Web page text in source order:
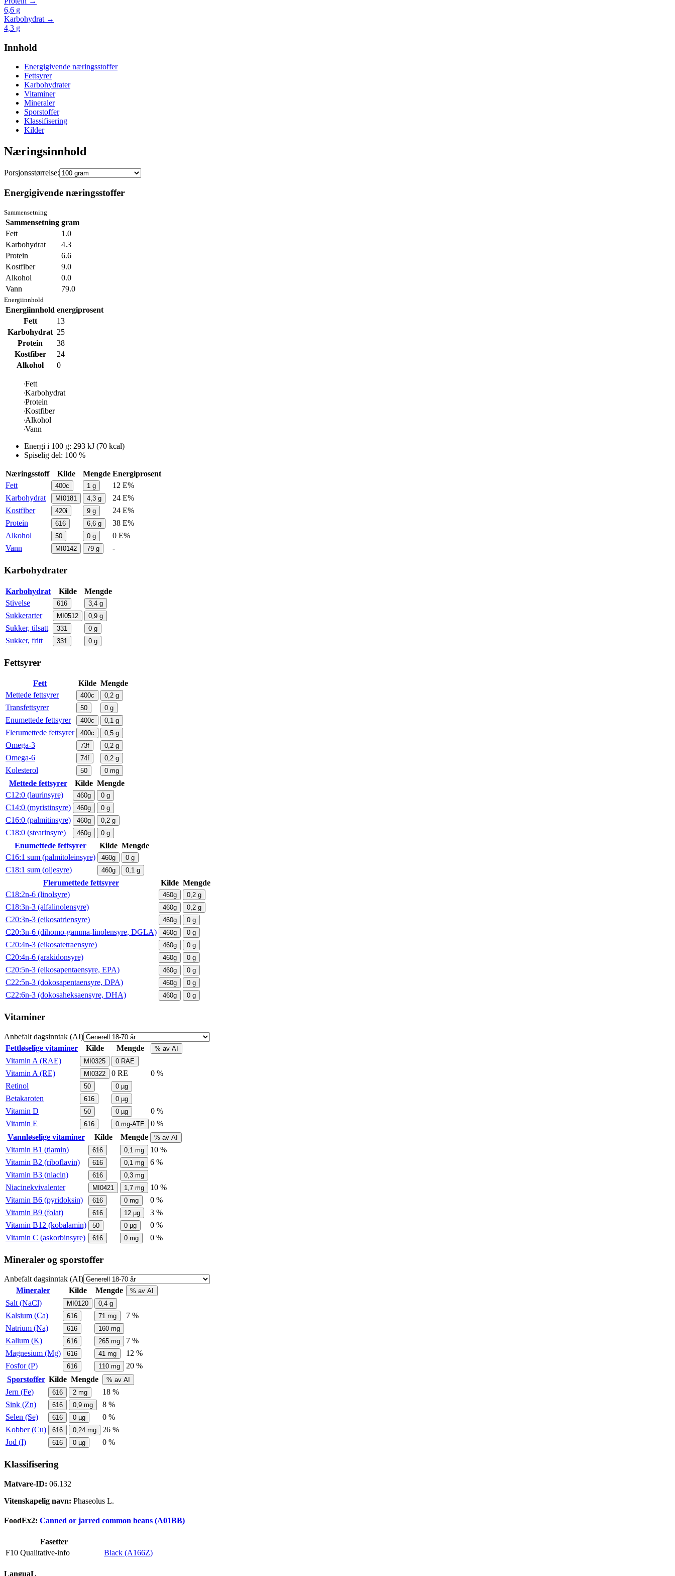
6,6 g
Karbohydrat →
4,3 g
Innhold
Energigivende næringsstoffer
Fettsyrer
Karbohydrater
Vitaminer
Mineraler
Sporstoffer
Klassifisering
Kilder
Næringsinnhold
Porsjonsstørrelse:
Energigivende næringsstoffer
Sammensetning
Sammensetning gram
Fett
1.0
Karbohydrat
4.3
Protein
6.6
Kostfiber
9.0
Alkohol
0.0
Vann
79.0
Energiinnhold
Energiinnhold energiprosent
Fett
13
Karbohydrat 25
Protein
38
Kostfiber
24
Alkohol
0
Fett
Karbohydrat
Protein
Kostfiber
Alkohol
Vann
Energi i 100 g: 293 kJ (70 kcal)
Spiselig del: 100 %
Næringsstoff Kilde Mengde Energiprosent
Fett
400c 1 g
12 E%
Karbohydrat
MI0181 4,3 g
24 E%
Kostfiber
420i 9 g
24 E%
Protein
616 6,6 g
38 E%
Alkohol
50 0 g
0 E%
Vann
MI0142 79 g -
Karbohydrater
Karbohydrat Kilde
Mengde
Stivelse
616 3,4 g
Sukkerarter MI0512 0,9 g
Sukker, tilsatt 331 0 g
Sukker, fritt 331 0 g
Fettsyrer
Fett Kilde Mengde
Mettede fettsyrer
400c 0,2 g
Transfettsyrer 50 0 g
Enumettede fettsyrer 400c 0,1 g
Flerumettede fettsyrer 400c 0,5 g
Omega-3 73f 0,2 g
Omega-6 74f 0,2 g
Kolesterol 50 0 mg
Mettede fettsyrer Kilde Mengde
C12:0 (laurinsyre)
460g 0 g
C14:0 (myristinsyre) 460g 0 g
C16:0 (palmitinsyre) 460g 0,2 g
C18:0 (stearinsyre) 460g 0 g
Enumettede fettsyrer Kilde Mengde
C16:1 sum (palmitoleinsyre)
460g 0 g
C18:1 sum (oljesyre) 460g 0,1 g
Flerumettede fettsyrer Kilde Mengde
C18:2n-6 (linolsyre)
460g 0,2 g
C18:3n-3 (alfalinolensyre) 460g 0,2 g
C20:3n-3 (eikosatriensyre) 460g 0 g
C20:3n-6 (dihomo-gamma-linolensyre, DGLA) 460g 0 g
C20:4n-3 (eikosatetraensyre) 460g 0 g
C20:4n-6 (arakidonsyre) 460g 0 g
C20:5n-3 (eikosapentaensyre, EPA) 460g 0 g
C22:5n-3 (dokosapentaensyre, DPA) 460g 0 g
C22:6n-3 (dokosaheksaensyre, DHA) 460g 0 g
Vitaminer
Anbefalt dagsinntak (AI)
Fettløselige vitaminer
Kilde Mengde % av AI
Vitamin A (RAE) MI0325 0 RAE
Vitamin A (RE) MI0322 0 RE
0 %
Retinol
50 0 µg
Betakaroten 616 0 µg
Vitamin D 50 0 µg
0 %
Vitamin E
616 0 mg-ATE
0 %
Vannløselige vitaminer
Kilde Mengde % av AI
Vitamin B1 (tiamin) 616 0,1 mg
10 %
Vitamin B2 (riboflavin)
616 0,1 mg
6 %
Vitamin B3 (niacin)
616 0,3 mg
Niacinekvivalenter MI0421 1,7 mg
10 %
Vitamin B6 (pyridoksin)
616 0 mg
0 %
Vitamin B9 (folat)
616 12 µg
3 %
Vitamin B12 (kobalamin)
50 0 µg
0 %
Vitamin C (askorbinsyre)
616 0 mg 0 %
Mineraler og sporstoffer
Anbefalt dagsinntak (AI)
Mineraler
Kilde Mengde % av AI
Salt (NaCl) MI0120 0,4 g
Kalsium (Ca) 616 71 mg
7 %
Natrium (Na)
616 160 mg
Kalium (K) 616 265 mg
7 %
Magnesium (Mg)
616 41 mg
12 %
Fosfor (P)
616 110 mg
20 %
Sporstoffer Kilde Mengde % av AI
Jern (Fe) 616 2 mg
18 %
Sink (Zn)
616 0,9 mg
8 %
Selen (Se)
616 0 µg
0 %
Kobber (Cu)
616 0,24 mg
26 %
Jod (I)
616 0 µg 0 %
Klassifisering
Matvare-ID: 06.132
Vitenskapelig navn: Phaseolus L.
FoodEx2: Canned or jarred common beans (A01BB)
Fasetter
F10 Qualitative-info
Black (A166Z)
LanguaL